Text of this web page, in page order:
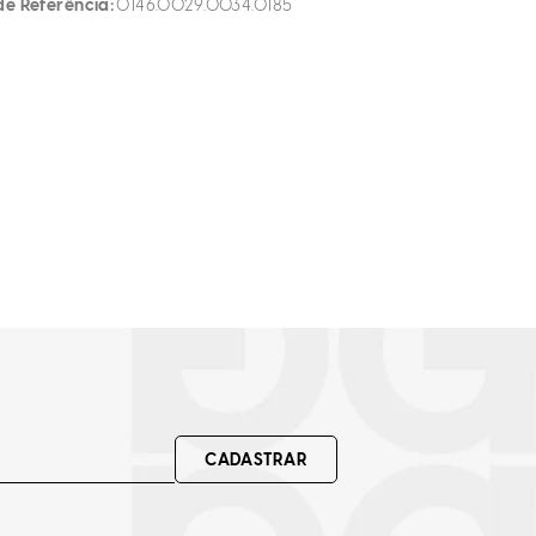
Referência 0146.0029.0034.0185
CADASTRAR